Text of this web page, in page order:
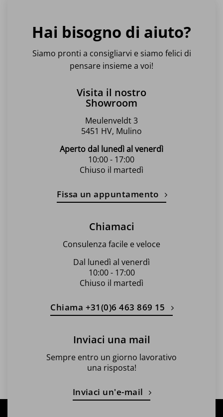
Hai bisogno di aiuto?
Siamo pronti a consigliarvi e siamo felici di
pensare insieme a voi!
Visita il nostro
Showroom
Meulenveldt 3
5451 HV, Mulino
Aperto dal lunedì al venerdì
10:00 - 17:00
Chiuso il martedì
Fissa un appuntamento
Chiamaci
Consulenza facile e veloce
Dal lunedì al venerdì
10:00 - 17:00
Chiuso il martedì
Chiama +31(0)6 463 869 15
Inviaci una mail
Sempre entro un giorno lavorativo
una risposta!
Inviaci un'e-mail